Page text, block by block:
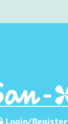
Login/Register